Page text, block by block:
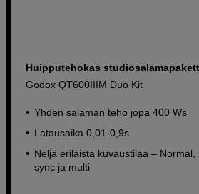
Huipputehokas
Godox QT600IIIM Duo Kit
Yhden salaman teho jopa 400 Ws
Latausaika 0,01-0,9s
Neljä erilaista kuvaustilaa –
sync ja multi